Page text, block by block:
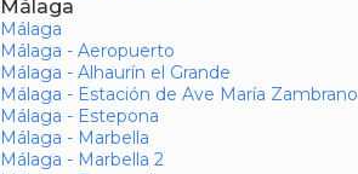
Málaga
Málaga
Málaga - Aeropuerto
Málaga - Alhaurín el Grande
Málaga - Estación de Ave María Zambrano
Málaga - Estepona
Málaga - Marbella
Málaga - Marbella 2